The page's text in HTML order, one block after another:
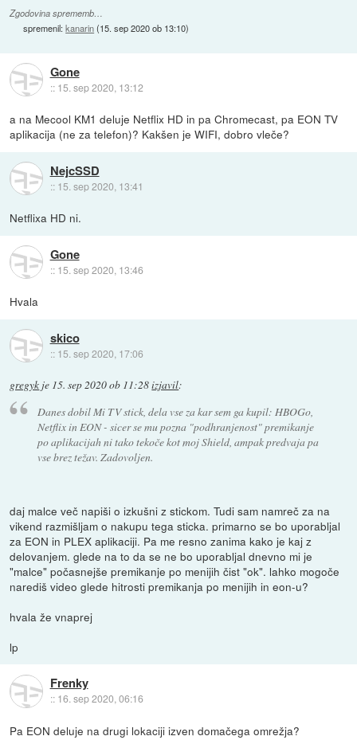
Zgodovina sprememb…
spremenil:kanarin(15. sep 2020 ob 13:10)
Gone
:: 15. sep 2020, 13:12
a na Mecool KM1 deluje Netflix HD in pa Chromecast, pa EON TV
aplikacija (ne za telefon)? Kakšen je WIFI, dobro vleče?
NejcSSD
:: 15. sep 2020, 13:41
Netflixa HD ni.
Gone
:: 15. sep 2020, 13:46
Hvala
skico
:: 15. sep 2020, 17:06
gregyk je 15. sep 2020 ob 11:28izjavil:
Danes dobil Mi TV stick, dela vse za kar sem ga kupil: HBOGo,
Netflix in EON - sicer se mu pozna "podhranjenost" premikanje
po aplikacijah ni tako tekoče kot moj Shield, ampak predvaja pa
vse brez težav. Zadovoljen.
daj malce več napiši o izkušni z stickom. Tudi sam namreč za na
vikend razmišljam o nakupu tega sticka. primarno se bo uporabljal
za EON in PLEX aplikaciji. Pa me resno zanima kako je kaj z
delovanjem. glede na to da se ne bo uporabljal dnevno mi je
"malce" počasnejše premikanje po menijih čist "ok". lahko mogoče
narediš video glede hitrosti premikanja po menijih in eon-u?
hvala že vnaprej
lp
Frenky
:: 16. sep 2020, 06:16
Pa EON deluje na drugi lokaciji izven domačega omrežja?